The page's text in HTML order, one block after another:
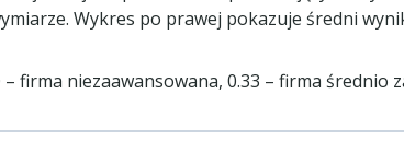
Wykres po prawej pokazuje średni
– firma niezaawansowana, 0.33 – firma średnio